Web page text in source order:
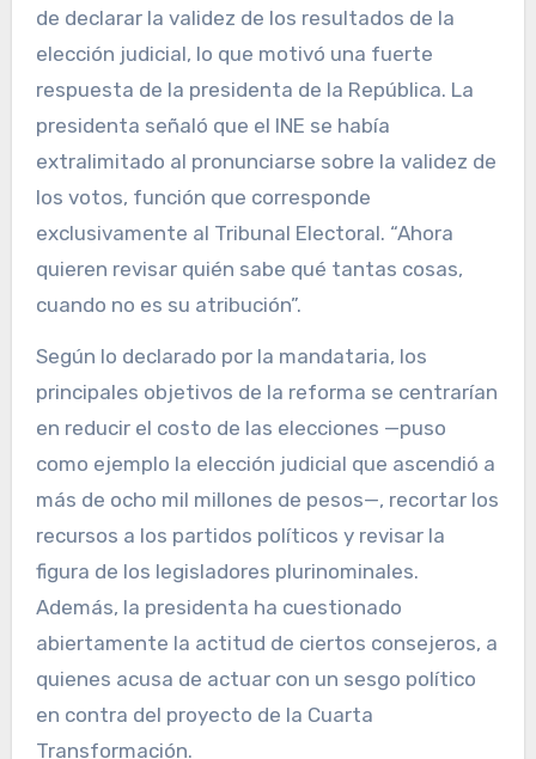
de declarar la validez de los resultados de la
elección judicial, lo que motivó una fuerte
respuesta de la presidenta de la República. La
presidenta señaló que el INE se había
extralimitado al pronunciarse sobre la validez de
los votos, función que corresponde
exclusivamente al Tribunal Electoral. “Ahora
quieren revisar quién sabe qué tantas cosas,
cuando no es su atribución”.
Según lo declarado por la mandataria, los
principales objetivos de la reforma se centrarían
en reducir el costo de las elecciones —puso
como ejemplo la elección judicial que ascendió a
más de ocho mil millones de pesos—, recortar los
recursos a los partidos políticos y revisar la
figura de los legisladores plurinominales.
Además, la presidenta ha cuestionado
abiertamente la actitud de ciertos consejeros, a
quienes acusa de actuar con un sesgo político
en contra del proyecto de la Cuarta
Transformación.